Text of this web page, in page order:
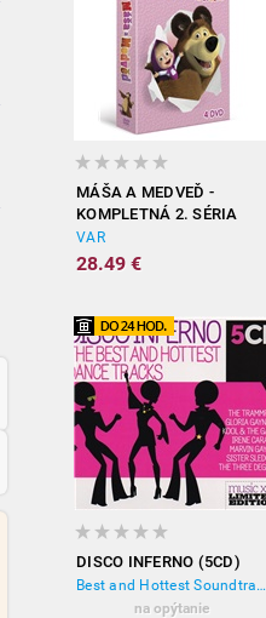
MÁŠA A MEDVEĎ -
KOMPLETNÁ 2. SÉRIA
(4DVD)
VAR
28.49 €
DISCO INFERNO (5CD)
Best and Hottest Soundtracks
na opýtanie